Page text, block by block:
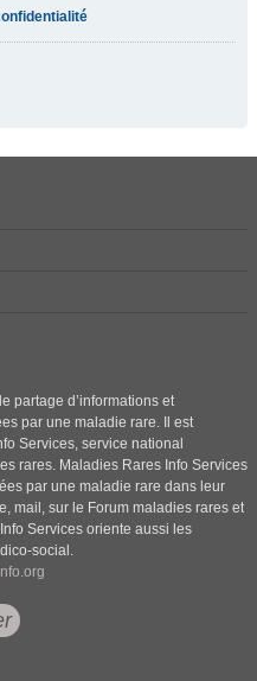
partage d’informations et
par une maladie rare. Il est
Services, service national
rares. Maladies Rares Info Services
par une maladie rare dans leur
mail, sur le Forum maladies rares et
Services oriente aussi les
social.